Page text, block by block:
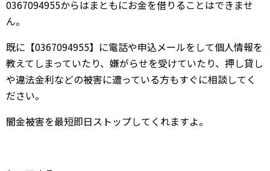
0367094955からはまともにお金を借りることはできませ
ん。
既に【0367094955】に電話や申込メールをして個人情報を
教えてしまっていたり、嫌がらせを受けていたり、押し貸し
や違法金利などの被害に遭っている方もすぐに相談してく
ださい。
闇金被害を最短即日ストップしてくれますよ。